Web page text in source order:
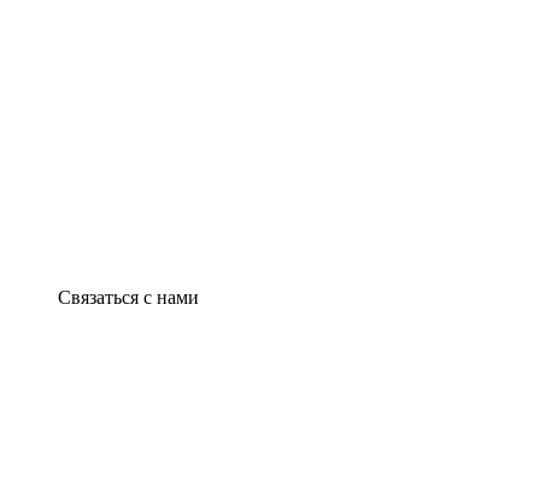
Связаться с нами